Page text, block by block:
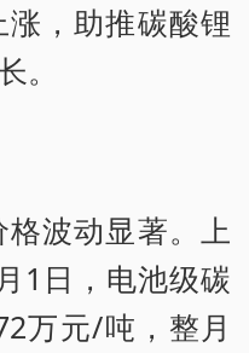
，助推碳酸锂
。
波动显著。上
1日，电池级碳
万元/吨，整月